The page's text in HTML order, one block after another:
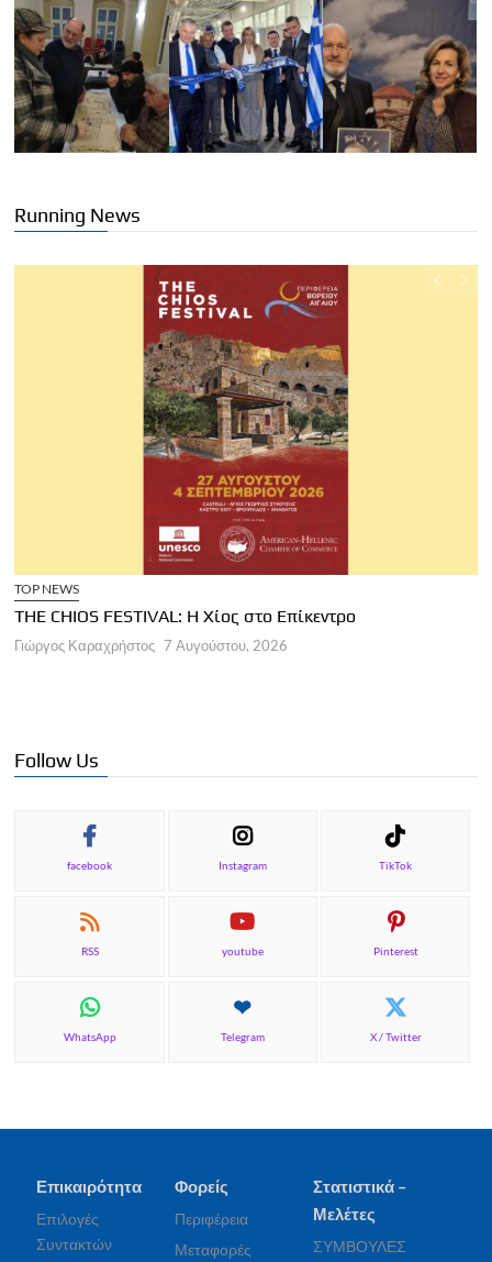
Running News
TOP NEWS
THE CHIOS FESTIVAL: Η Χίος στο Επίκεντρο
Γιώργος Καραχρήστος 7 Αυγούστου, 2026
Follow Us
facebook Instagram TikTok
RSS youtube Pinterest
WhatsApp Telegram X / Twitter
Επικαιρότητα
Επιλογές
Συντακτών
Φορείς
Περιφέρεια
Μεταφορές
Στατιστικά –
Μελέτες
ΣΥΜΒΟΥΛΕΣ